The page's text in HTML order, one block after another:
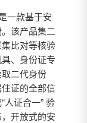
一款基于安
该产品集二
比对等核验
、身份证专
二代身份
证的全部信
人证合一” 验
开放式的安